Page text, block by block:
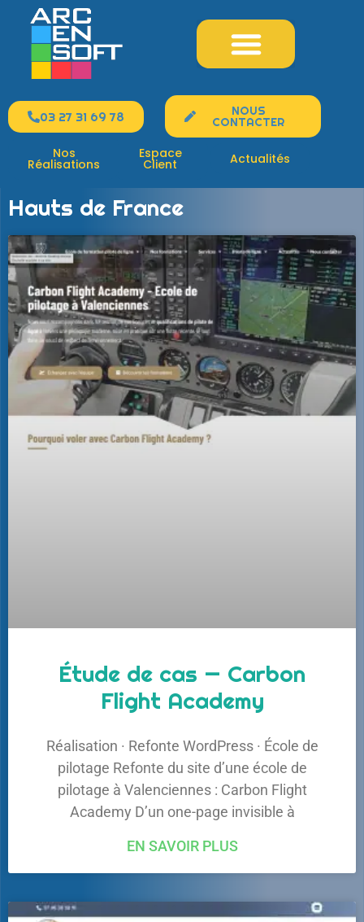
03 27 31 69 78
Espace
Client
Nos
Réalisations Actualités
NOUS
CONTACTER
Hauts de France
Étude de cas — Carbon
Flight Academy
Réalisation · Refonte WordPress · École de
pilotage Refonte du site d’une école de
pilotage à Valenciennes : Carbon Flight
Academy D’un one-page invisible à
EN SAVOIR PLUS